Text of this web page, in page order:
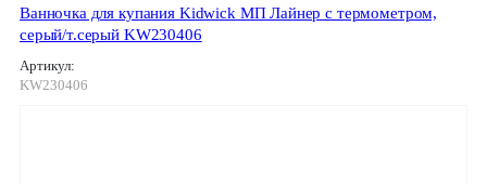
Ванночка для купания Kidwick МП Лайнер с термометром,
серый/т.серый KW230406
Артикул:
KW230406